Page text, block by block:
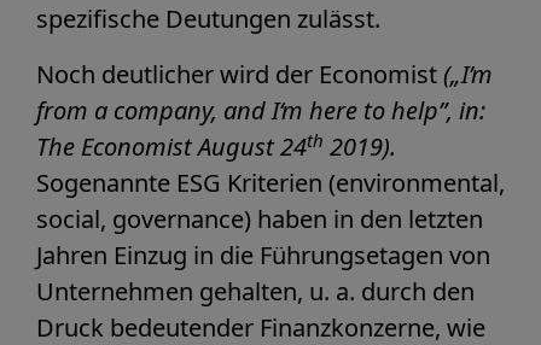
spezifische Deutungen zulässt.
Noch deutlicher wird der Economist(„I’m
from a company, and I‘m here to help”, in:
The Economist August 24th 2019).
Sogenannte ESG Kriterien (environmental,
social, governance) haben in den letzten
Jahren Einzug in die Führungsetagen von
Unternehmen gehalten, u. a. durch den
Druck bedeutender Finanzkonzerne, wie